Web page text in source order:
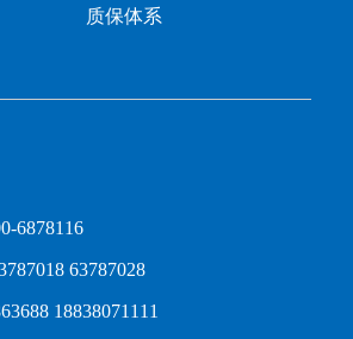
质保体系
6878116
63787028
18838071111